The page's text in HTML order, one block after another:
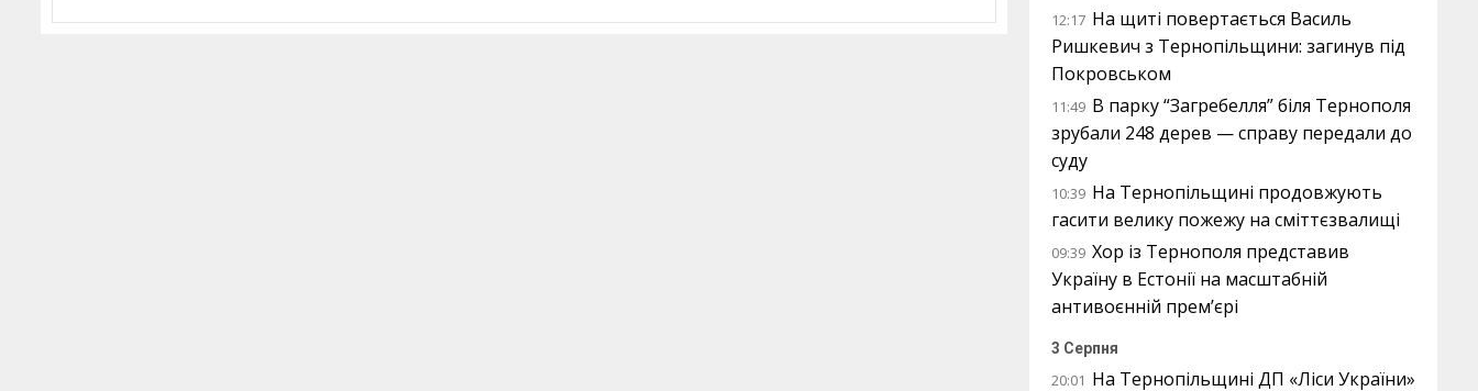
12:17 На щиті повертається Василь
Ришкевич з Тернопільщини: загинув під
Покровськом
11:49 В парку “Загребелля” біля Тернополя
зрубали 248 дерев — справу передали до
суду
10:39 На Тернопільщині продовжують
гасити велику пожежу на сміттєзвалищі
09:39 Хор із Тернополя представив
Україну в Естонії на масштабній
антивоєнній прем’єрі
3 Серпня
20:01 На Тернопільщині ДП «Ліси України»